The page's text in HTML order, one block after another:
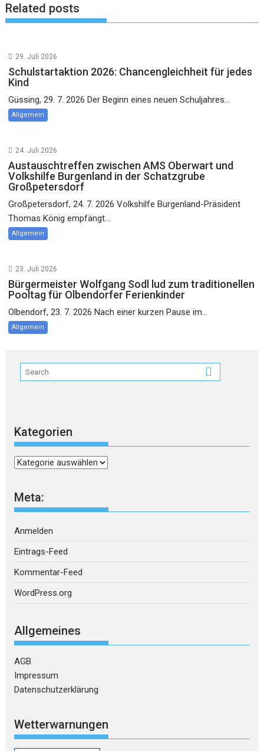
Related posts
29. Juli 2026
Schulstartaktion 2026: Chancengleichheit für jedes
Kind
Güssing, 29. 7. 2026 Der Beginn eines neuen Schuljahres...
Allgemein
24. Juli 2026
Austauschtreffen zwischen AMS Oberwart und
Volkshilfe Burgenland in der Schatzgrube
Großpetersdorf
Großpetersdorf, 24. 7. 2026 Volkshilfe Burgenland-Präsident
Thomas König empfängt...
Allgemein
23. Juli 2026
Bürgermeister Wolfgang Sodl lud zum traditionellen
Pooltag für Olbendorfer Ferienkinder
Olbendorf, 23. 7. 2026 Nach einer kurzen Pause im...
Allgemein
Kategorien
Kategorien
Meta:
Anmelden
Eintrags-Feed
Kommentar-Feed
WordPress.org
Allgemeines
AGB
Impressum
Datenschutzerklärung
Wetterwarnungen